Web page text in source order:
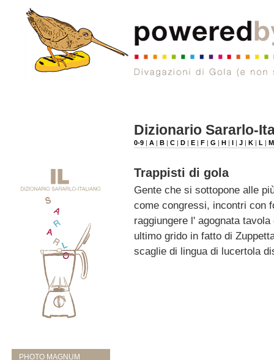
PHOTO MAGNUM
Dizionario Sararlo-
0-9 |A |B |C |D |E |F |G |H |I |J |K |L |M
Trappisti di gola
Gente che si sottopone alle
come congressi, incontri con
raggiungere l' agognata
ultimo grido in fatto di
scaglie di lingua di lucertola